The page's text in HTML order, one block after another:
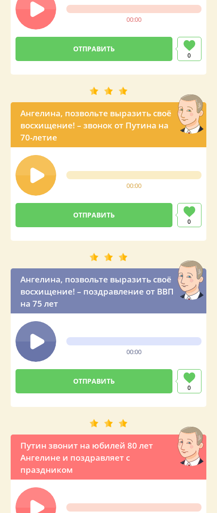
00:00
0
Ангелина, позвольте выразить своё
восхищение! – звонок от Путина на
70-летие
00:00
0
Ангелина, позвольте выразить своё
восхищение! – поздравление от ВВП
на 75 лет
00:00
0
Путин звонит на юбилей 80 лет
Ангелине и поздравляет с
праздником